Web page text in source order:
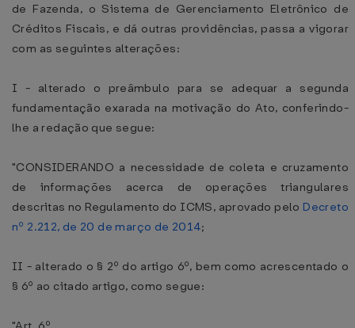
de Fazenda, o Sistema de Gerenciamento Eletrônico de
Créditos Fiscais, e dá outras providências, passa a vigorar
com as seguintes alterações:
I - alterado o preâmbulo para se adequar a segunda
fundamentação exarada na motivação do Ato, conferindo-
lhe a redação que segue:
"CONSIDERANDO a necessidade de coleta e cruzamento
de informações acerca de operações triangulares
descritas no Regulamento do ICMS, aprovado pelo Decreto
nº 2.212, de 20 de março de 2014;
II - alterado o § 2º do artigo 6º, bem como acrescentado o
§ 6º ao citado artigo, como segue: